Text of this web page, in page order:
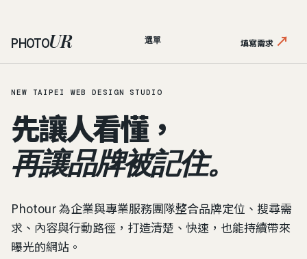
PHOTOUR 選單 填寫需求 ↗
NEW TAIPEI WEB DESIGN STUDIO
先讓人看懂，
再讓品牌被記住。
Photour 為企業與專業服務團隊整合品牌定位、搜尋需
求、內容與行動路徑，打造清楚、快速，也能持續帶來
曝光的網站。